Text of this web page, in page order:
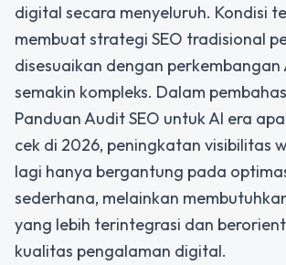
digital secara menyeluruh. Kondisi
membuat strategi SEO tradisional
disesuaikan dengan perkembangan
semakin kompleks. Dalam
Panduan Audit SEO untuk AI era
cek di 2026, peningkatan visibilitas
lagi hanya bergantung pada
sederhana, melainkan
yang lebih terintegrasi dan
kualitas pengalaman digital.